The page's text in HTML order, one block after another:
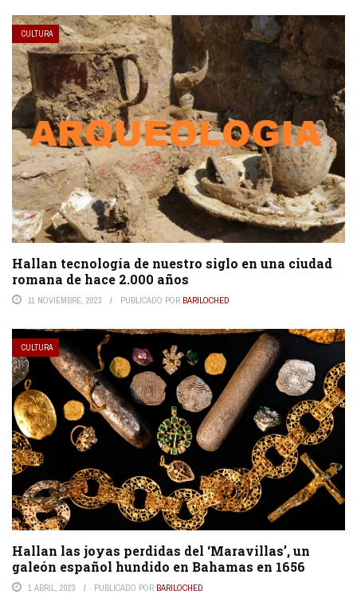
CULTURA
Hallan tecnología de nuestro siglo en una ciudad
romana de hace 2.000 años
11 NOVIEMBRE, 2023 PUBLICADO POR BARILOCHED
CULTURA
Hallan las joyas perdidas del ‘Maravillas’, un
galeón español hundido en Bahamas en 1656
1 ABRIL, 2023 PUBLICADO POR BARILOCHED